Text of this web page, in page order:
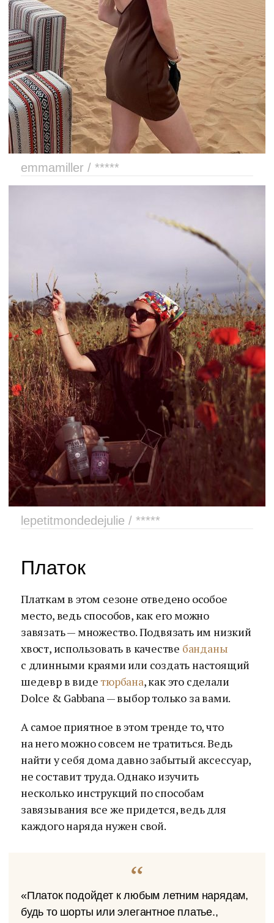
emmamiller / *****
lepetitmondedejulie / *****
Платок
Платкам в этом сезоне отведено особое
место, ведь способов, как его можно
завязать — множество. Подвязать им низкий
хвост, использовать в качестве банданы
с длинными краями или создать настоящий
шедевр в видетюрбана, как это сделали
Dolce & Gabbana — выбор только за вами.
А самое приятное в этом тренде то, что
на него можно совсем не тратиться. Ведь
найти у себя дома давно забытый аксессуар,
не составит труда. Однако изучить
несколько инструкций по способам
завязывания все же придется, ведь для
каждого наряда нужен свой.
«Платок подойдет к любым летним нарядам,
будь то шорты или элегантное платье.,